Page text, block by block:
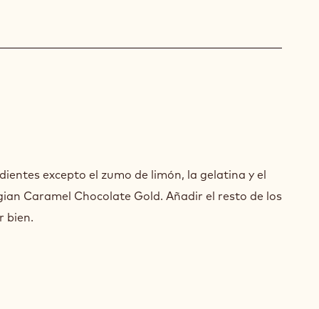
excepto el zumo de limón, la gelatina y el
Caramel Chocolate Gold. Añadir el resto de los
bien.